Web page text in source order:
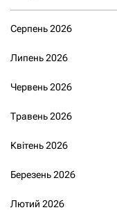
Серпень 2026
Липень 2026
Червень 2026
Травень 2026
Квітень 2026
Березень 2026
Лютий 2026